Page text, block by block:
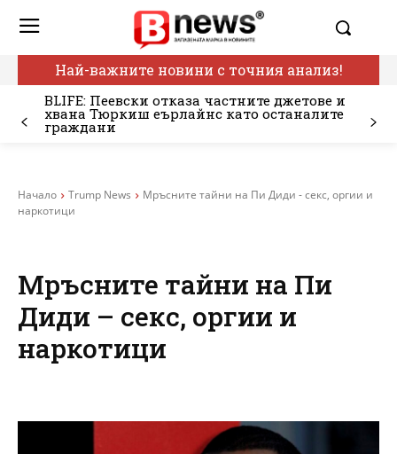
Най-важните новини с точния анализ!
BLIFE: Пеевски отказа частните джетове и
хвана Тюркиш еърлайнс като останалите
граждани
Начало Trump News
Мръсните тайни на Пи Диди - секс, оргии и
наркотици
Мръсните тайни на Пи
Диди – секс, оргии и
наркотици